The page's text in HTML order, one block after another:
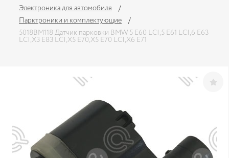
Электроника для автомобиля
Парктроники и комплектующие
5018BM118 Датчик парковки BMW 5 E60 LCI,5 E61 LCI,6 E63
LCI,X3 E83 LCI,X5 E70,X5 E70 LCI,X6 E71